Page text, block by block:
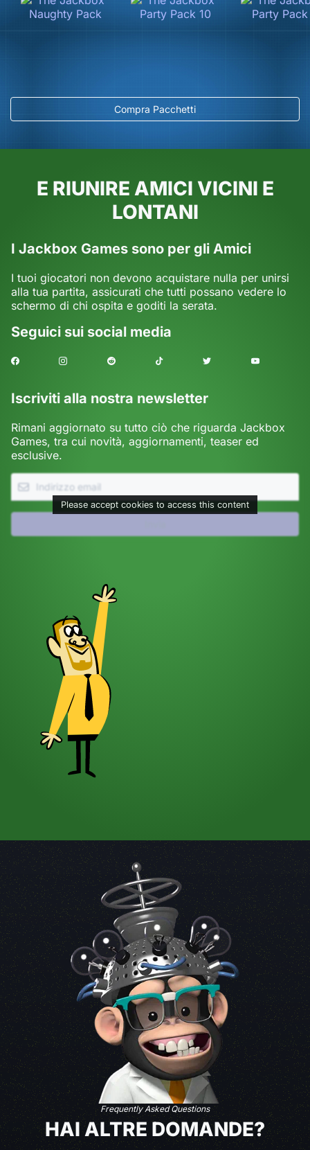
Compra Pacchetti
E RIUNIRE AMICI VICINI E
LONTANI
I Jackbox Games sono per gli Amici
I tuoi giocatori non devono acquistare nulla per unirsi
alla tua partita, assicurati che tutti possano vedere lo
schermo di chi ospita e goditi la serata.
Seguici sui social media
FacebookInstagramReddit TikTok Twitter Youtube
Iscriviti alla nostra newsletter
Rimani aggiornato su tutto ciò che riguarda Jackbox
Games, tra cui novità, aggiornamenti, teaser ed
esclusive.
Please accept cookies to access this content
Frequently Asked Questions
HAI ALTRE DOMANDE?